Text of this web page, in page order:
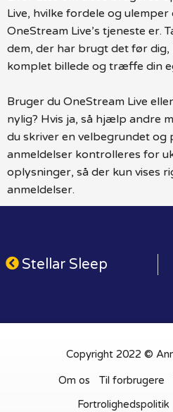
Live, hvilke fordele og
OneStream Live’s tjeneste er.
dem, der har brugt det før dig,
komplet billede og træffe din
Bruger du OneStream Live
nylig? Hvis ja, så hjælp andre
du skriver en velbegrundet og
anmeldelser kontrolleres for
oplysninger, så der kun vises
anmeldelser.
Stellar Sleep
Copyright 2022 ©
Om os Til forbrugere
Fortrolighedspolitik